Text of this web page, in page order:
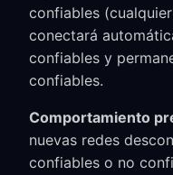
confiables
conectará
confiables y
confiables.
Comportamiento
nuevas redes
confiables o no